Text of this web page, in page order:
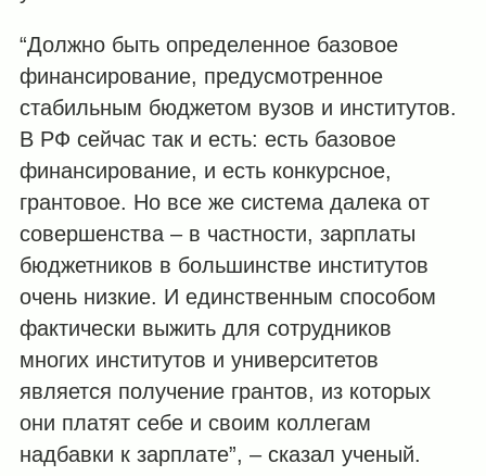
“Должно быть определенное базовое
финансирование, предусмотренное
стабильным бюджетом вузов и институтов.
В РФ сейчас так и есть: есть базовое
финансирование, и есть конкурсное,
грантовое. Но все же система далека от
совершенства – в частности, зарплаты
бюджетников в большинстве институтов
очень низкие. И единственным способом
фактически выжить для сотрудников
многих институтов и университетов
является получение грантов, из которых
они платят себе и своим коллегам
надбавки к зарплате”, – сказал ученый.